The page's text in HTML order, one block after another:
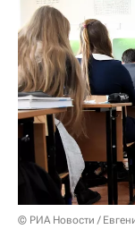
© РИА Новости /